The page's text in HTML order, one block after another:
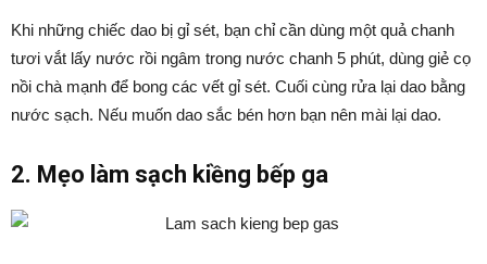
Khi những chiếc dao bị gỉ sét, bạn chỉ cần dùng một quả chanh
tươi vắt lấy nước rồi ngâm trong nước chanh 5 phút, dùng giẻ cọ
nồi chà mạnh để bong các vết gỉ sét. Cuối cùng rửa lại dao bằng
nước sạch. Nếu muốn dao sắc bén hơn bạn nên mài lại dao.
2. Mẹo làm sạch kiềng bếp ga